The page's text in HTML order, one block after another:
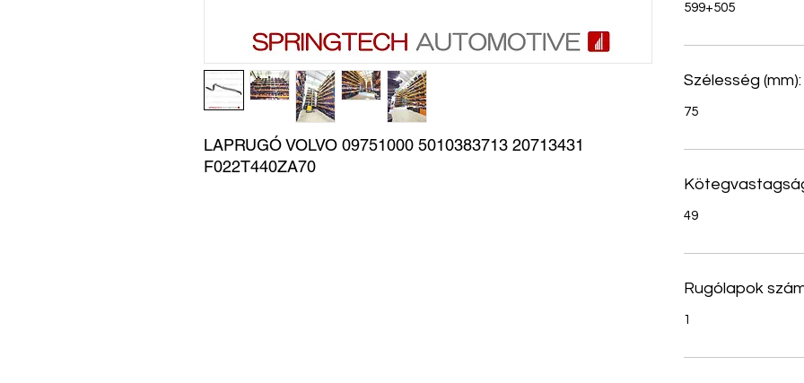
LAPRUGÓ VOLVO 09751000 5010383713 20713431
F022T440ZA70
599+505
Szélesség (mm):
75
49
Rugólapok
1